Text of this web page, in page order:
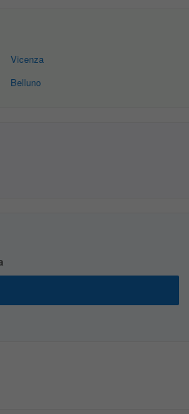
Vicenza
Belluno